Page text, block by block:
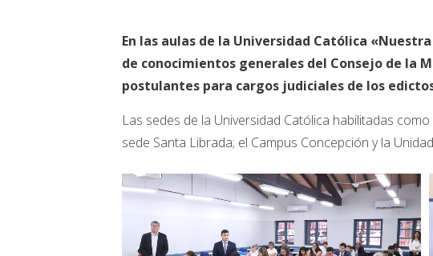
En las aulas de la Universidad Católica
de conocimientos generales del Consejo de la
postulantes para cargos judiciales de los
Las sedes de la Universidad Católica habilitadas
sede Santa Librada; el Campus Concepción y la